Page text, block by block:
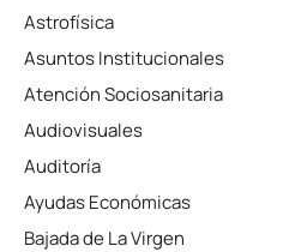
Astrofísica
Asuntos Institucionales
Atención Sociosanitaria
Audiovisuales
Auditoría
Ayudas Económicas
Bajada de La Virgen